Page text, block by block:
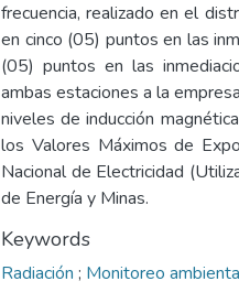
frecuencia, realizado en el
en cinco (05) puntos en las
(05) puntos en las
ambas estaciones a la
niveles de inducción
los Valores Máximos de
Nacional de Electricidad
de Energía y Minas.
Keywords
Radiación ; Monitoreo